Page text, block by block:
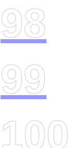
98
99
100